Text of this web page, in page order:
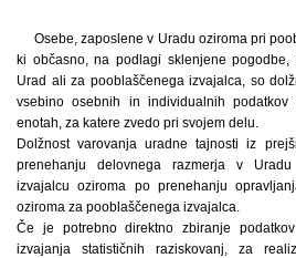
Osebe, zaposlene v Uradu oziroma pri
ki občasno, na podlagi sklenjene
Urad ali za pooblaščenega izvajalca, so
vsebino osebnih in individualnih
enotah, za katere zvedo pri svojem delu.
Dolžnost varovanja uradne tajnosti iz
prenehanju delovnega razmerja v
izvajalcu oziroma po prenehanju
oziroma za pooblaščenega izvajalca.
Če je potrebno direktno zbiranje
izvajanja statističnih raziskovanj, za